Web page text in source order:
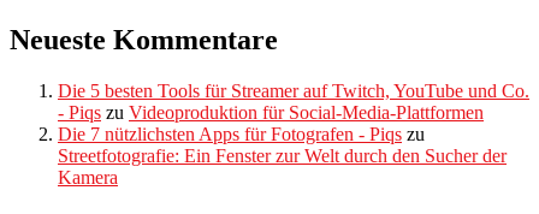
Neueste Kommentare
Die 5 besten Tools für Streamer auf Twitch, YouTube und Co.
- Piqs zu Videoproduktion für Social-Media-Plattformen
Die 7 nützlichsten Apps für Fotografen - Piqs zu
Streetfotografie: Ein Fenster zur Welt durch den Sucher der
Kamera